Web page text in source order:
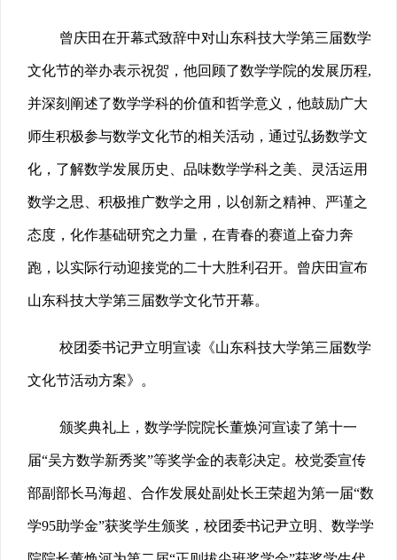
曾庆田在开幕式致辞中对山东科技大学第三届数学
文化节的举办表示祝贺，他回顾了数学学院的发展历程,
并深刻阐述了数学学科的价值和哲学意义，他鼓励广大
师生积极参与数学文化节的相关活动，通过弘扬数学文
化，了解数学发展历史、品味数学学科之美、灵活运用
数学之思、积极推广数学之用，以创新之精神、严谨之
态度，化作基础研究之力量，在青春的赛道上奋力奔
跑， 以实际行动迎接党的二十大胜利召开。曾庆田宣布
山东科技大学第三届数学文化节开幕。
校团委书记尹立明宣读《山东科技大学第三届数学
文化节活动方案》。
颁奖典礼上，数学学院院长董焕河宣读了第十一
届“吴方数学新秀奖”等奖学金的表彰决定。校党委宣传
部副部长马海超、合作发展处副处长王荣超为第一届“数
学95助学金”获奖学生颁奖，校团委书记尹立明、数学学